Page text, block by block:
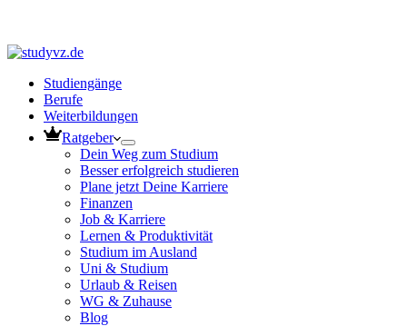
Studiengänge
Berufe
Weiterbildungen
Ratgeber
Dein Weg zum Studium
Besser erfolgreich studieren
Plane jetzt Deine Karriere
Finanzen
Job & Karriere
Lernen & Produktivität
Studium im Ausland
Uni & Studium
Urlaub & Reisen
WG & Zuhause
Blog